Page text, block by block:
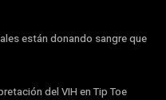
están donando sangre que
del VIH en Tip Toe